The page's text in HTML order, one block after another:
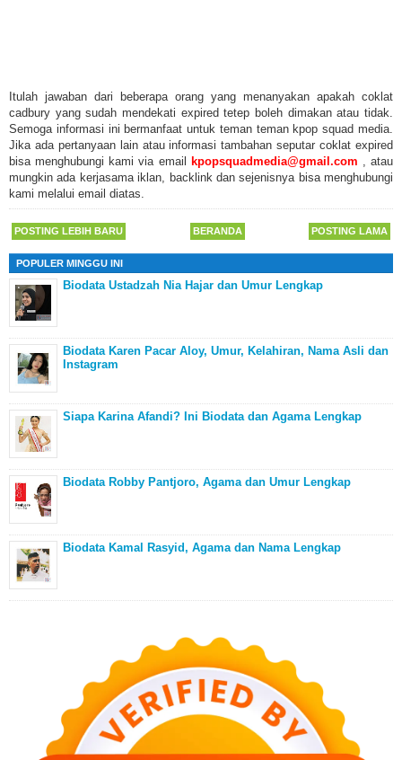
Itulah jawaban dari beberapa orang yang menanyakan apakah coklat
cadbury yang sudah mendekati expired tetep boleh dimakan atau tidak.
Semoga informasi ini bermanfaat untuk teman teman kpop squad media.
Jika ada pertanyaan lain atau informasi tambahan seputar coklat expired
bisa menghubungi kami via email kpopsquadmedia@gmail.com , atau
mungkin ada kerjasama iklan, backlink dan sejenisnya bisa menghubungi
kami melalui email diatas.
POSTING LEBIH BARU POSTING LAMA
BERANDA
POPULER MINGGU INI
Biodata Ustadzah Nia Hajar dan Umur Lengkap
Biodata Karen Pacar Aloy, Umur, Kelahiran, Nama Asli dan
Instagram
Siapa Karina Afandi? Ini Biodata dan Agama Lengkap
Biodata Robby Pantjoro, Agama dan Umur Lengkap
Biodata Kamal Rasyid, Agama dan Nama Lengkap